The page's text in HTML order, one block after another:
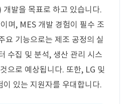
발을 목표로 하고 있습니다.
며, MES 개발 경험이 필수 조
요 기능으로는 제조 공정의 실
수집 및 분석, 생산 관리 시스
으로 예상됩니다. 또한, LG 및
있는 지원자를 우대합니다.